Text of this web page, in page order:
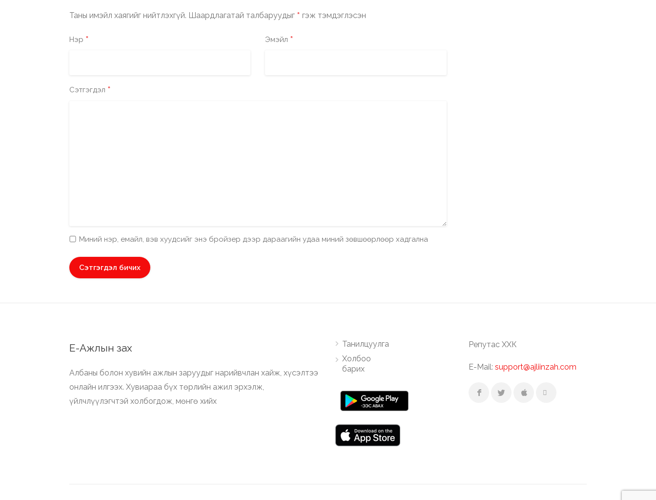
Таны имэйл хаягийг нийтлэхгүй. Шаардлагатай талбаруудыг * гэж тэмдэглэсэн
Нэр * Эмэйл *
Сэтгэгдэл *
Миний нэр, емайл, вэв хуудсийг энэ бройзер дээр дараагийн удаа миний зөвшөөрлөөр хадгална
Е-Ажлын зах
Албаны болон хувийн ажлын заруудыг нарийвчлан хайж, хүсэлтээ
онлайн илгээх. Хувиараа бүх төрлийн ажил эрхэлж,
үйлчлүүлэгчтэй холбогдож, мөнгө хийх
Танилцуулга
Холбоо
барих
Репутас ХХК
E-Mail: support@ajliinzah.com